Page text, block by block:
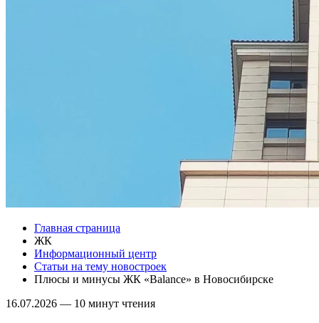
Главная страница
ЖК
Информационный центр
Статьи на тему новостроек
Плюсы и минусы ЖК «Balance» в Новосибирске
16.07.2026 — 10 минут чтения